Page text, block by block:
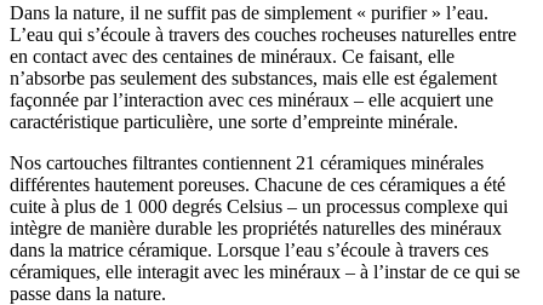
Dans la nature, il ne suffit pas de simplement « purifier » l’eau.
L’eau qui s’écoule à travers des couches rocheuses naturelles entre
en contact avec des centaines de minéraux. Ce faisant, elle
n’absorbe pas seulement des substances, mais elle est également
façonnée par l’interaction avec ces minéraux – elle acquiert une
caractéristique particulière, une sorte d’empreinte minérale.
Nos cartouches filtrantes contiennent 21 céramiques minérales
différentes hautement poreuses. Chacune de ces céramiques a été
cuite à plus de 1 000 degrés Celsius – un processus complexe qui
intègre de manière durable les propriétés naturelles des minéraux
dans la matrice céramique. Lorsque l’eau s’écoule à travers ces
céramiques, elle interagit avec les minéraux – à l’instar de ce qui se
passe dans la nature.